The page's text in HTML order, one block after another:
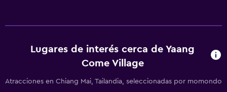
Lugares de interés cerca de Yaang
Come Village
Atracciones en Chiang Mai, Tailandia, seleccionadas por momondo